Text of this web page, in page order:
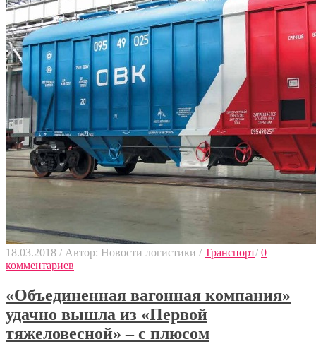
18.03.2018 / Автор: Новости логистики / Транспорт/ 0
комментариев
«Объединенная вагонная компания»
удачно вышла из «Первой
тяжеловесной» – с плюсом